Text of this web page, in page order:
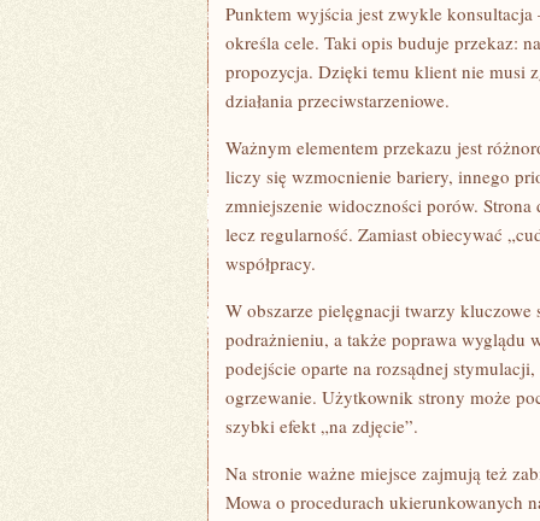
Punktem wyjścia jest zwykle
określa cele. Taki opis buduje przekaz:
propozycja. Dzięki temu klient nie musi
działania przeciwstarzeniowe.
Ważnym elementem przekazu jest
liczy się wzmocnienie bariery, innego
zmniejszenie widoczności porów.
lecz regularność. Zamiast obiecywać
współpracy.
W obszarze pielęgnacji twarzy
podrażnieniu, a także poprawa wyglądu
podejście oparte na rozsądnej
ogrzewanie. Użytkownik strony może
szybki efekt „na zdjęcie”.
Na stronie ważne miejsce zajmują też
Mowa o procedurach ukierunkowanych